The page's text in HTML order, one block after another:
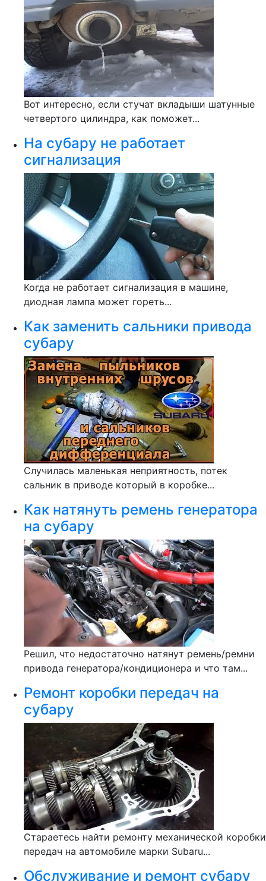
Вот интересно, если стучат вкладыши шатунные
четвертого цилиндра, как поможет...
На субару не работает
сигнализация
Когда не работает сигнализация в машине,
диодная лампа может гореть...
Как заменить сальники привода
субару
Случилась маленькая неприятность, потек
сальник в приводе который в коробке...
Как натянуть ремень генератора
на субару
Решил, что недостаточно натянут ремень/ремни
привода генератора/кондиционера и что там...
Ремонт коробки передач на
субару
Стараетесь найти ремонту механической коробки
передач на автомобиле марки Subaru...
Обслуживание и ремонт субару